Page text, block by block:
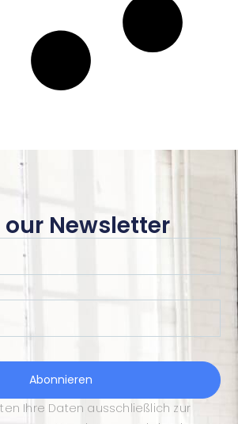
Newsletter
Abonnieren
Ihre Daten ausschließlich zur